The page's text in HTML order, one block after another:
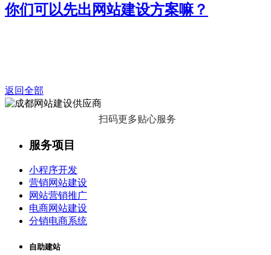
你们可以先出网站建设方案嘛？
返回全部
扫码更多贴心服务
服务项目
小程序开发
营销网站建设
网站营销推广
电商网站建设
分销电商系统
自助建站